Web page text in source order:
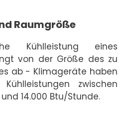
Raumgröße
Kühlleistung eines
von der Größe des zu
ab - Klimageräte haben
zwischen
14.000 Btu/Stunde.